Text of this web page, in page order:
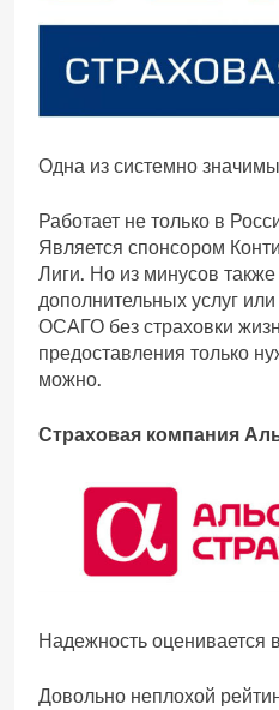
Одна из системно
Работает не только в
Является спонсором
Лиги. Но из минусов
дополнительных услуг
ОСАГО без страховки
предоставления только
можно.
Страховая компания
Надежность оценивается
Довольно неплохой